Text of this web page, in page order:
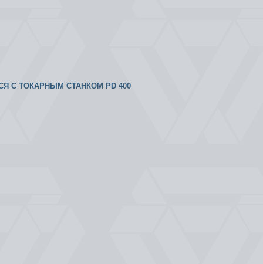
С ТОКАРНЫМ СТАНКОМ PD 400